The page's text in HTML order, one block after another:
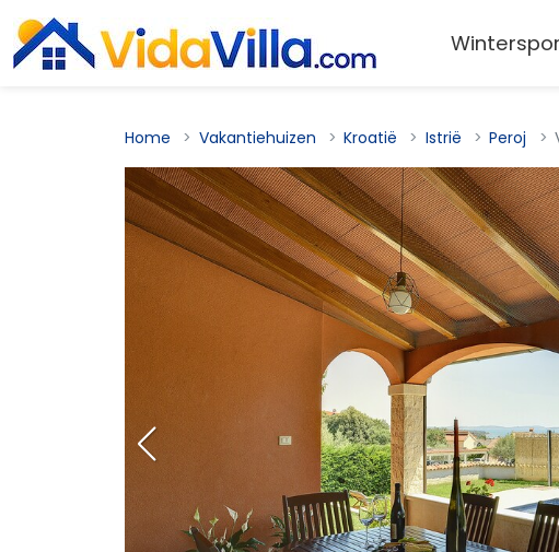
Home Vakantiehuizen Kroatië Istrië Peroj